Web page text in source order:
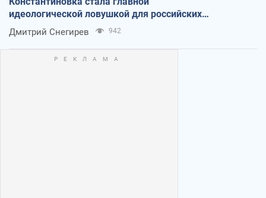
идеологической ловушкой для российских
оккупантов
Дмитрий Снегирев 942